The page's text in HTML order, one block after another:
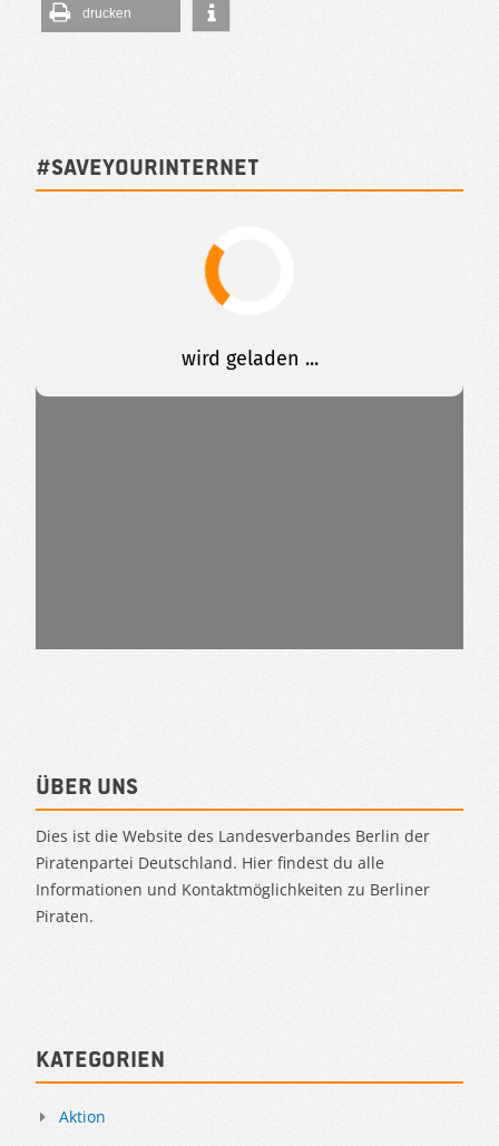
drucken
#SAVEYOURINTERNET
Über uns
Dies ist die Website des Landesverbandes Berlin der
Piratenpartei Deutschland. Hier findest du alle
Informationen und Kontaktmöglichkeiten zu Berliner
Piraten.
Kategorien
Aktion